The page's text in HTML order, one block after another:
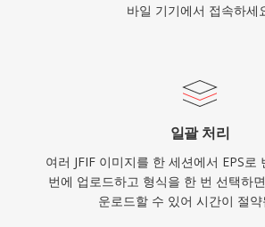
바일 기기에서 접속하세
일괄 처리
여러 JFIF 이미지를 한 세션에서 EPS로
번에 업로드하고 형식을 한 번 선택하
운로드할 수 있어 시간이 절약